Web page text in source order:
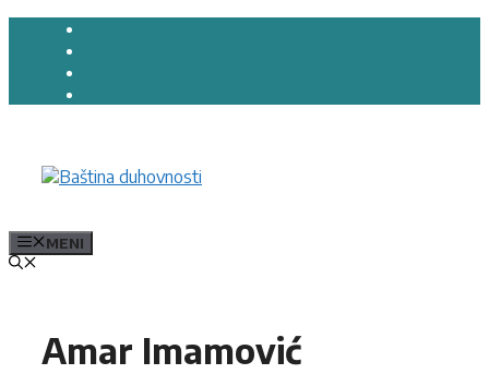
Preskoči
MENI
Amar Imamović